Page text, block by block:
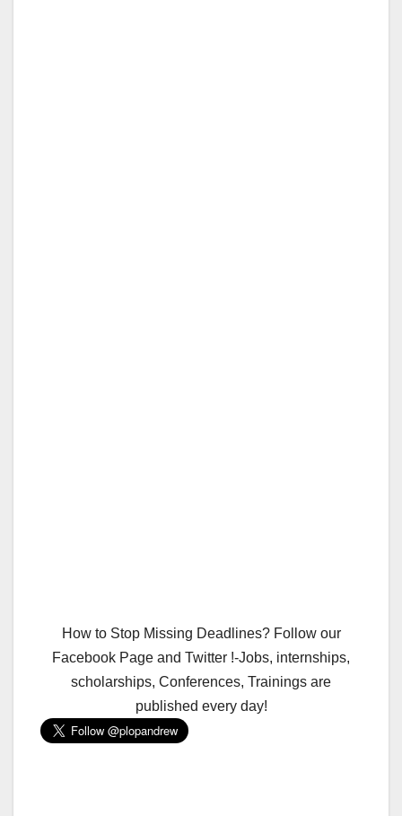
How to Stop Missing Deadlines? Follow our
Facebook Page and Twitter !-Jobs, internships,
scholarships, Conferences, Trainings are
published every day!